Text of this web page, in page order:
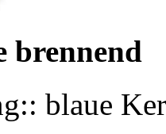
brennend
blaue